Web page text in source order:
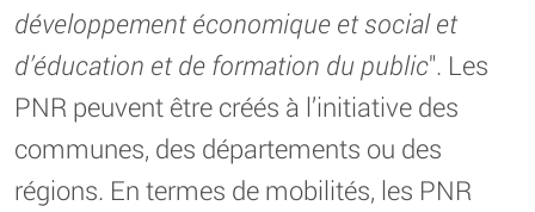
développement économique et social et
d’éducation et de formation du public". Les
PNR peuvent être créés à l’initiative des
communes, des départements ou des
régions. En termes de mobilités, les PNR